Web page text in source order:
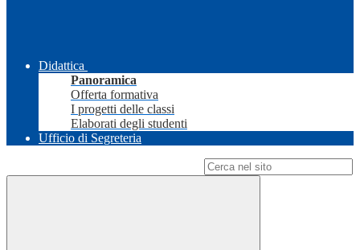
Didattica
Panoramica
Offerta formativa
I progetti delle classi
Elaborati degli studenti
Ufficio di Segreteria